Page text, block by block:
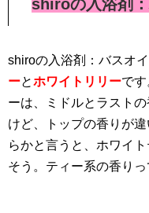
shiroの入浴剤
shiroの入浴剤：バスオ
ーとホワイトリリーで
ーは、ミドルとラスト
けど、トップの香りが
らかと言うと、ホワイ
そう。ティー系の香りっ